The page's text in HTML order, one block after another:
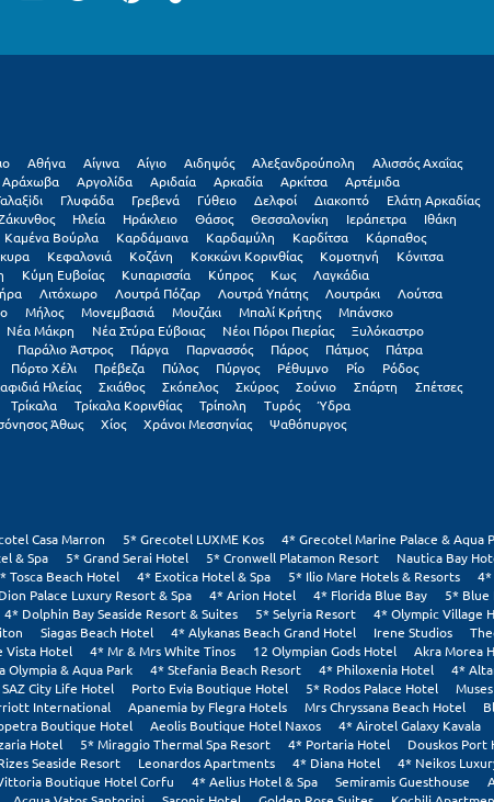
Αθήνα Αίγινα Αίγιο Αιδηψός Αλεξανδρούπολη
Αλισσός Αχαΐας
Αράχωβα Αργολίδα Αριδαία Αρκαδία Αρκίτσα
Αρτέμιδα
Γλυφάδα Γρεβενά Γύθειο Δελφοί Διακοπτό
Ελάτη Αρκαδίας
Ηλεία Ηράκλειο Θάσος Θεσσαλονίκη Ιεράπετρα
Ιθάκη
Καμένα Βούρλα Καρδάμαινα Καρδαμύλη Καρδίτσα
Κάρπαθος
Κεφαλονιά Κοζάνη Κοκκώνι Κορινθίας Κομοτηνή
Κόνιτσα
Κύμη Ευβοίας Κυπαρισσία Κύπρος Κως
Λαγκάδια
Λιτόχωρο Λουτρά Πόζαρ Λουτρά Υπάτης Λουτράκι
Λούτσα
Μήλος Μονεμβασιά Μουζάκι Μπαλί Κρήτης
Μπάνσκο
Νέα Μάκρη Νέα Στύρα Εύβοιας Νέοι Πόροι Πιερίας
Ξυλόκαστρο
Παράλιο Άστρος Πάργα Παρνασσός Πάρος Πάτμος
Πάτρα
Πόρτο Χέλι Πρέβεζα Πύλος Πύργος Ρέθυμνο Ρίο
Ρόδος
Ηλείας Σκιάθος Σκόπελος Σκύρος Σούνιο Σπάρτη
Σπέτσες
Τρίκαλα Τρίκαλα Κορινθίας Τρίπολη Τυρός
Ύδρα
Άθως Χίος Χράνοι Μεσσηνίας Ψαθόπυργος
Casa Marron 5* Grecotel LUXME Kos
4* Grecotel Marine Palace & Aqua
& Spa 5* Grand Serai Hotel 5* Cronwell Platamon Resort Nautica Bay
Tosca Beach Hotel 4* Exotica Hotel & Spa 5* Ilio Mare Hotels & Resorts
4*
Palace Luxury Resort & Spa 4* Arion Hotel 4* Florida Blue Bay
5* Blue
4* Dolphin Bay Seaside Resort & Suites 5* Selyria Resort
4* Olympic Village
Siagas Beach Hotel 4* Alykanas Beach Grand Hotel Irene Studios
Vista Hotel 4* Mr & Mrs White Tinos 12 Olympian Gods Hotel
Akra Morea
Olympia & Aqua Park 4* Stefania Beach Resort 4* Philoxenia Hotel 4*
City Life Hotel Porto Evia Boutique Hotel 5* Rodos Palace Hotel
International Apanemia by Flegra Hotels Mrs Chryssana Beach Hotel
Boutique Hotel Aeolis Boutique Hotel Naxos 4* Airotel Galaxy Kavala
Hotel 5* Miraggio Thermal Spa Resort 4* Portaria Hotel Douskos Port
Seaside Resort Leonardos Apartments 4* Diana Hotel 4* Neikos
Boutique Hotel Corfu 4* Aelius Hotel & Spa Semiramis Guesthouse